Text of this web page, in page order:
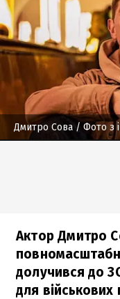
Дмитро Сова / Фото з
Актор Дмитро
долучився до
для військових